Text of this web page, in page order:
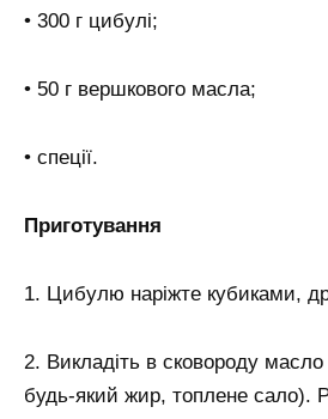
• 300 г цибулі;
• 50 г вершкового масла;
• спеції.
Приготування
1. Цибулю наріжте кубиками,
2. Викладіть в сковороду
будь-який жир, топлене сало).